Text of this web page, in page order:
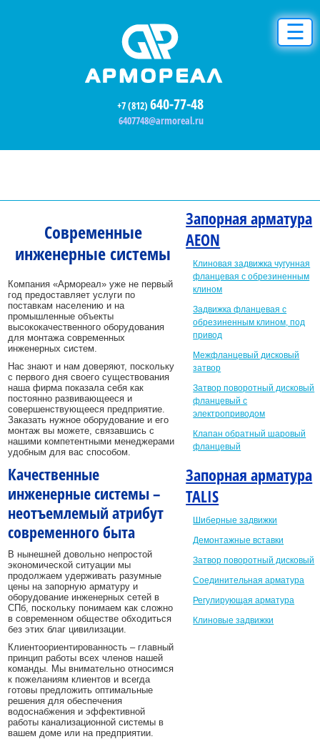
☰
+7 (812) 640-77-48
6407748@armoreal.ru
Современные
инженерные системы
Компания «Армореал» уже не первый
год предоставляет услуги по
поставкам населению и на
промышленные объекты
высококачественного оборудования
для монтажа современных
инженерных систем.
Нас знают и нам доверяют, поскольку
с первого дня своего существования
наша фирма показала себя как
постоянно развивающееся и
совершенствующееся предприятие.
Заказать нужное оборудование и его
монтаж вы можете, связавшись с
нашими компетентными менеджерами
удобным для вас способом.
Качественные
инженерные системы –
неотъемлемый атрибут
современного быта
В нынешней довольно непростой
экономической ситуации мы
продолжаем удерживать разумные
цены на запорную арматуру и
оборудование инженерных сетей в
СПб, поскольку понимаем как сложно
в современном обществе обходиться
без этих благ цивилизации.
Клиентоориентированность – главный
принцип работы всех членов нашей
команды. Мы внимательно относимся
к пожеланиям клиентов и всегда
готовы предложить оптимальные
решения для обеспечения
водоснабжения и эффективной
работы канализационной системы в
вашем доме или на предприятии.
Запорная арматура
AEON
Клиновая задвижка чугунная
фланцевая с обрезиненным
клином
Задвижка фланцевая с
обрезиненным клином, под
привод
Межфланцевый дисковый
затвор
Затвор поворотный дисковый
фланцевый с
электроприводом
Клапан обратный шаровый
фланцевый
Запорная арматура
TALIS
Шиберные задвижки
Демонтажные вставки
Затвор поворотный дисковый
Соединительная арматура
Регулирующая арматура
Клиновые задвижки